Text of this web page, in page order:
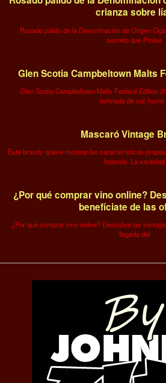
crianza sobre
Rosado pálido de la Denominación de Origen
secreto que Protos
Glen Scotia Campbeltown Malts
Glen Scotia Campbeltown Malts Festival Edition
bofetada de sal, humo
Mascaró Vintage
Este brandy quiere mostrar las características
holanda. La variedad
¿Por qué comprar vino online?
benefíciate de las
¿Por qué comprar vino online? Descubre las
llegada del